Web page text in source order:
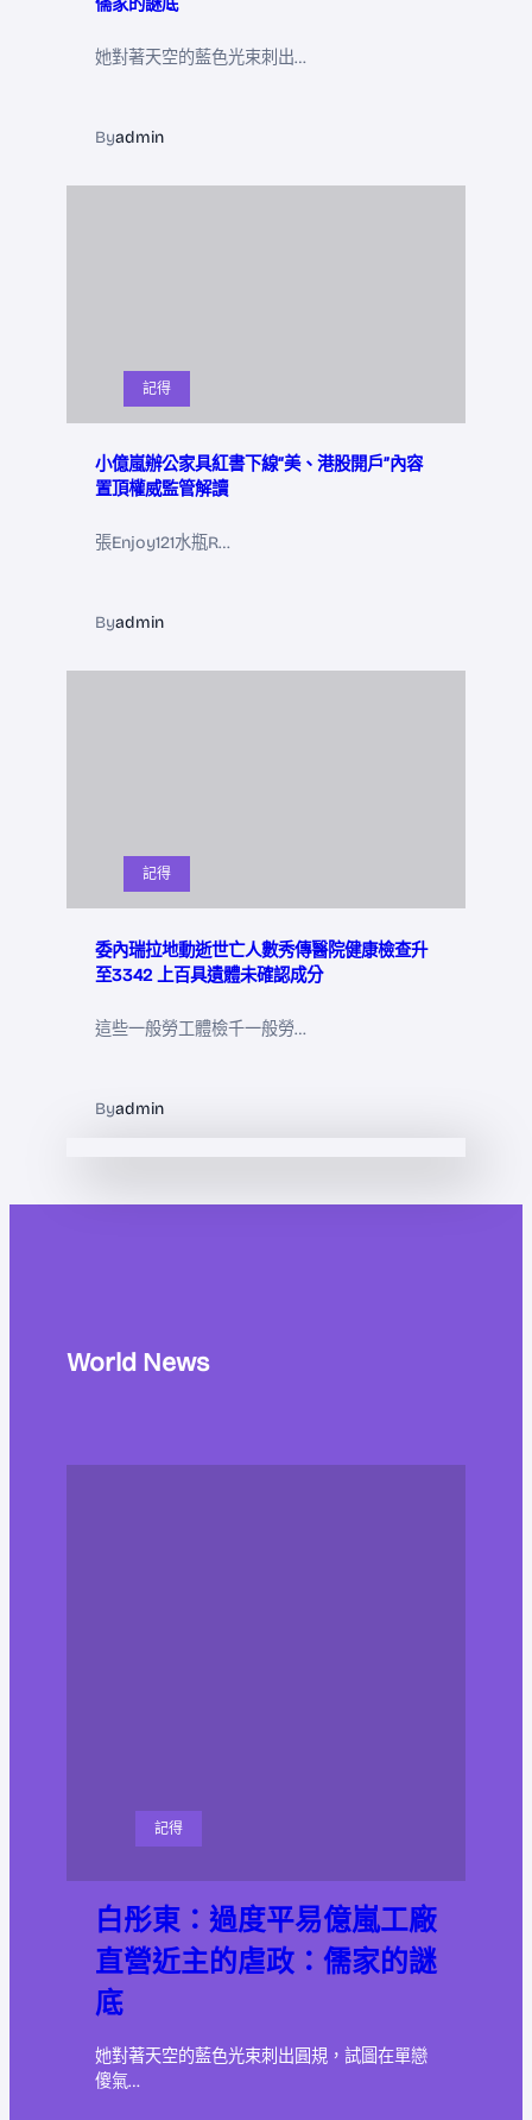
她對著天空的藍色光束刺出…
Byadmin
記得
小億嵐辦公家具紅書下線“美、港股開戶”內容
置頂權威監管解讀
張Enjoy121水瓶R…
Byadmin
記得
委內瑞拉地動逝世亡人數秀傳醫院健康檢查升
至3342 上百具遺體未確認成分
這些一般勞工體檢千一般勞…
Byadmin
World News
記得
白彤東：過度平易億嵐工廠
直營近主的虐政：儒家的謎
底
她對著天空的藍色光束刺出圓規，試圖在單戀
傻氣…